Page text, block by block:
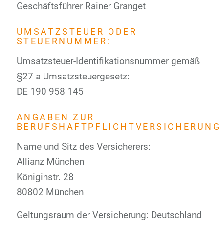
Geschäftsführer Rainer Granget
UMSATZSTEUER ODER
STEUERNUMMER:
Umsatzsteuer-Identifikationsnummer gemäß
§27 a Umsatzsteuergesetz:
DE 190 958 145
ANGABEN ZUR
Name und Sitz des Versicherers:
Allianz München
Königinstr. 28
80802 München
Geltungsraum der Versicherung: Deutschland